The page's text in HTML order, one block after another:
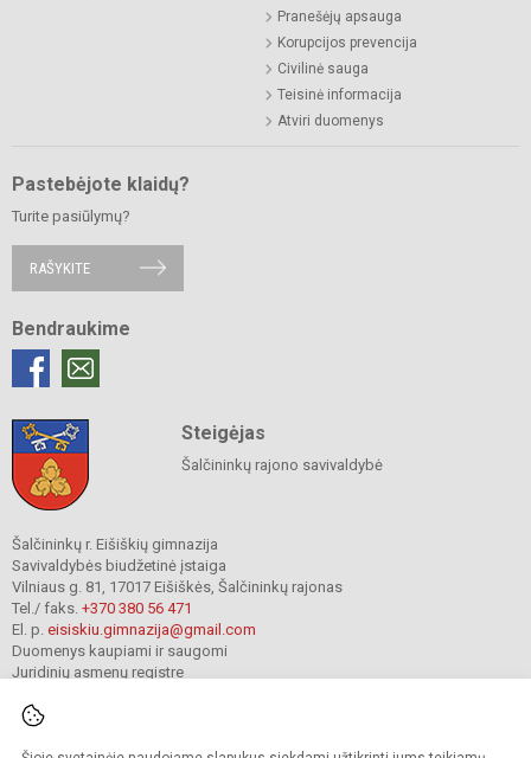
Pranešėjų apsauga
Korupcijos prevencija
Civilinė sauga
Teisinė informacija
Atviri duomenys
Pastebėjote klaidų?
Turite pasiūlymų?
RAŠYKITE
Bendraukime
Steigėjas
Šalčininkų rajono savivaldybė
Šalčininkų r. Eišiškių gimnazija
Savivaldybės biudžetinė įstaiga
Vilniaus g. 81, 17017 Eišiškės, Šalčininkų rajonas
Tel./ faks. +370 380 56 471
El. p. eisiskiu.gimnazija@gmail.com
Duomenys kaupiami ir saugomi
Juridinių asmenų registre